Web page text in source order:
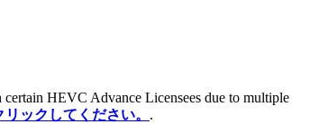
HEVC Advance Licensees due to multiple
ックしてください。 .